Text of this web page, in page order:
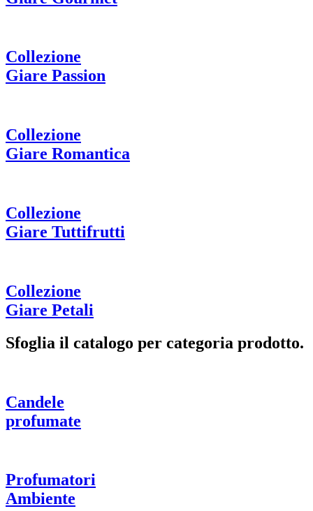
Collezione
Giare Passion
Collezione
Giare Romantica
Collezione
Giare Tuttifrutti
Collezione
Giare Petali
Sfoglia il catalogo per categoria prodotto.
Candele
profumate
Profumatori
Ambiente